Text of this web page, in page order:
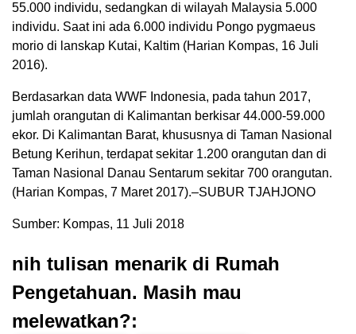
55.000 individu, sedangkan di wilayah Malaysia 5.000
individu. Saat ini ada 6.000 individu Pongo pygmaeus
morio di lanskap Kutai, Kaltim (Harian Kompas, 16 Juli
2016).
Berdasarkan data WWF Indonesia, pada tahun 2017,
jumlah orangutan di Kalimantan berkisar 44.000-59.000
ekor. Di Kalimantan Barat, khususnya di Taman Nasional
Betung Kerihun, terdapat sekitar 1.200 orangutan dan di
Taman Nasional Danau Sentarum sekitar 700 orangutan.
(Harian Kompas, 7 Maret 2017).–SUBUR TJAHJONO
Sumber: Kompas, 11 Juli 2018
nih tulisan menarik di Rumah
Pengetahuan. Masih mau
melewatkan?: